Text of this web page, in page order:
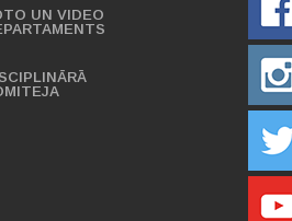
UN VIDEO